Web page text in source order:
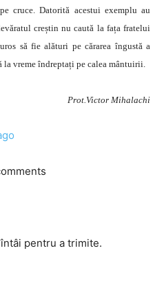
cruce. Datorită acestui exemplu au
creștin nu caută la fața fratelui
să fie alături pe cărarea îngustă a
la vreme îndreptați pe calea mântuirii.
Prot.Victor Mihalachi
pentru a trimite.